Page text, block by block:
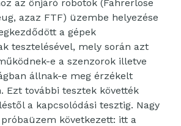
az önjáró robotok (Fahrerlose
azaz FTF) üzembe helyezése
a gépek
tesztelésével, mely során azt
e a szenzorok illetve
állnak-e meg érzékelt
Ezt további tesztek követték
a kapcsolódási tesztig. Nagy
következett: itt a